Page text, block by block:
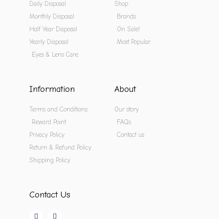
Daily Disposal
Monthly Disposal
Half Year Disposal
Yearly Disposal
Eyes & Lens Care
Shop
Brands
On Sale!
Most Popular
Information
Terms and Conditions
Reward Point
Privacy Policy
Return & Refund Policy
Shipping Policy
About
Our story
FAQs
Contact us
Contact Us